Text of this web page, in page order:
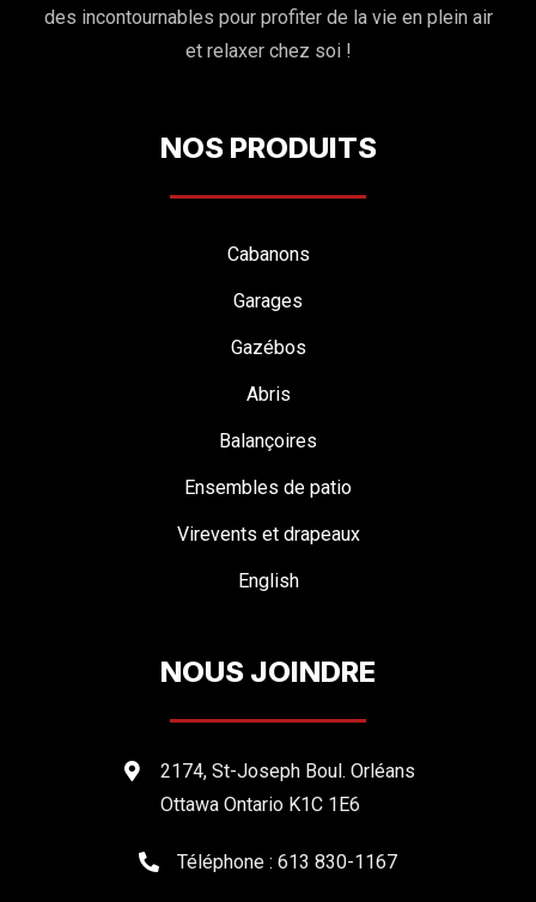
des incontournables pour profiter de la vie en plein air
et relaxer chez soi !
NOS PRODUITS
Cabanons
Garages
Gazébos
Abris
Balançoires
Ensembles de patio
Virevents et drapeaux
English
NOUS JOINDRE
2174, St-Joseph Boul. Orléans
Ottawa Ontario K1C 1E6
Téléphone : 613 830-1167